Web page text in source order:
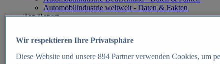
Automobilindustrie weltweit - Daten & Fakten
Top Report
Wir respektieren Ihre Privatsphäre
Diese Website und unsere 894Partner verwenden Cookies, um